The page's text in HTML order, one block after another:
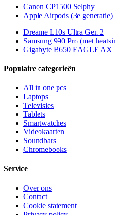
Canon CP1500 Selphy
Apple Airpods (3e generatie)
Dreame L10s Ultra Gen 2
Samsung 990 Pro (met
Gigabyte B650 EAGLE AX
Populaire categorieën
All in one pcs
Laptops
Televisies
Tablets
Smartwatches
Videokaarten
Soundbars
Chromebooks
Service
Over ons
Contact
Cookie statement